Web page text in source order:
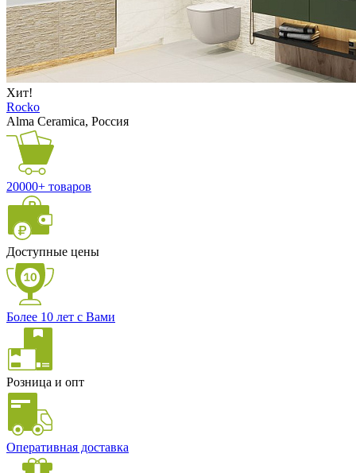
Хит!
Rocko
Alma Ceramica, Россия
20000+ товаров
Доступные цены
Более 10 лет с Вами
Розница и опт
Оперативная доставка